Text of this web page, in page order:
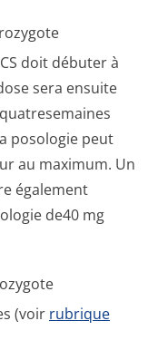
doit débuter à
sera ensuite
posologie peut
au maximum. Un
également
de40 mg
(voir rubrique